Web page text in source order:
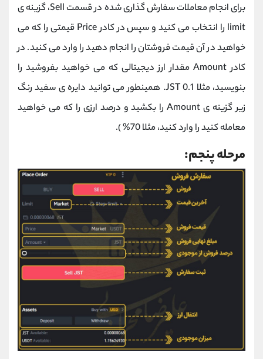
برای انجام معاملات سفارش گذاری شده در قسمت Sell، گزینه ی
limit را انتخاب می کنید و سپس در کادر Price قیمتی را که می
خواهید در آن قیمت فروشتان را انجام دهید را وارد می کنید. در
کادر Amount مقدار ارز دیجیتالی که می خواهید بفروشید را
بنویسید، مثلا 0.1 JST. همینطور می توانید دایره ی سفید رنگ
زیر گزینه ی Amount را بکشید و درصد ارزی را که می خواهید
معامله کنید را وارد کنید، مثلا 70% ).
مرحله پنجم: